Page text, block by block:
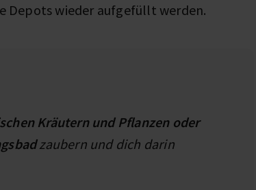
Depots wieder aufgefüllt werden.
Kräutern und Pflanzen oder
zaubern und dich darin